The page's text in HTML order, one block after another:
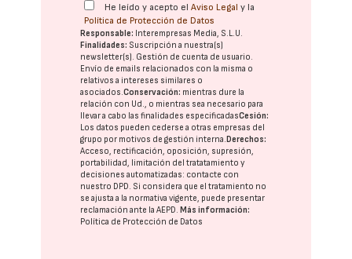
He leído y acepto elAviso Legal y la
Política de Protección de Datos
Responsable: Interempresas Media, S.L.U.
Finalidades: Suscripción a nuestra(s)
newsletter(s). Gestión de cuenta de usuario.
Envío de emails relacionados con la misma o
relativos a intereses similares o
asociados.Conservación: mientras dure la
relación con Ud., o mientras sea necesario para
llevar a cabo las finalidades especificadasCesión:
Los datos pueden cederse a otras empresas del
grupo por motivos de gestión interna.Derechos:
Acceso, rectificación, oposición, supresión,
portabilidad, limitación del tratatamiento y
decisiones automatizadas: contacte con
nuestro DPD. Si considera que el tratamiento no
se ajusta a la normativa vigente, puede presentar
reclamación ante laAEPD.Más información:
Política de Protección de Datos